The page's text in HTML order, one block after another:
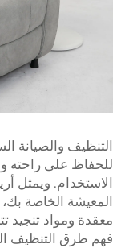
التنظيف والصيانة
للحفاظ على
الاستخدام. ويمثل
المعيشة الخاصة
معقدة ومواد
فهم طرق التنظيف